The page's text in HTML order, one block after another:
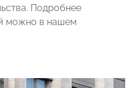
Подробнее
можно в нашем